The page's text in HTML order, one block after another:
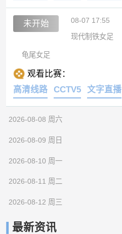
未开始 08-07 17:55
现代制铁女足
龟尾女足
观看比赛：
高清线路
CCTV5 文字直播
2026-08-08 周六
2026-08-09 周日
2026-08-10 周一
2026-08-11 周二
2026-08-12 周三
最新资讯